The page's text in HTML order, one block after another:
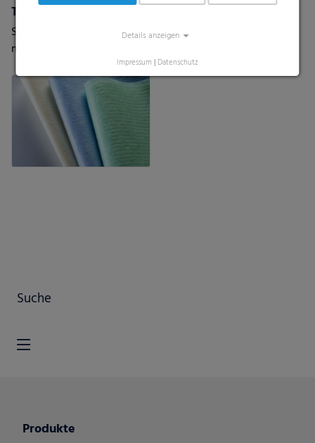
Textile Backsheets
Superweiche Backsheets
mit stoffartiger Textur
Suche
Details anzeigen
Impressum | Datenschutz
Produkte